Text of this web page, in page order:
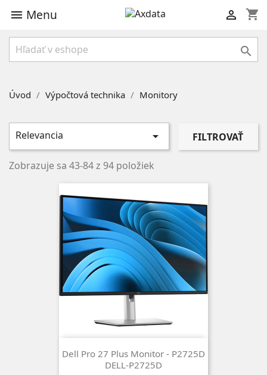
 Menu shopping_cart


Úvod Výpočtová technika Monitory
Relevancia  FILTROVAŤ
Zobrazuje sa 43-84 z 94 položiek
Dell Pro 27 Plus Monitor - P2725D
DELL-P2725D